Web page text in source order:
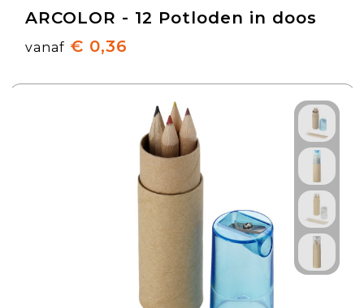
ARCOLOR - 12 Potloden in doos
vanaf € 0,36